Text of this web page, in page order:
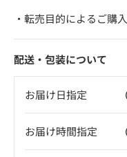
・転売目的によるご購
配送・包装について
お届け日指定
お届け時間指定